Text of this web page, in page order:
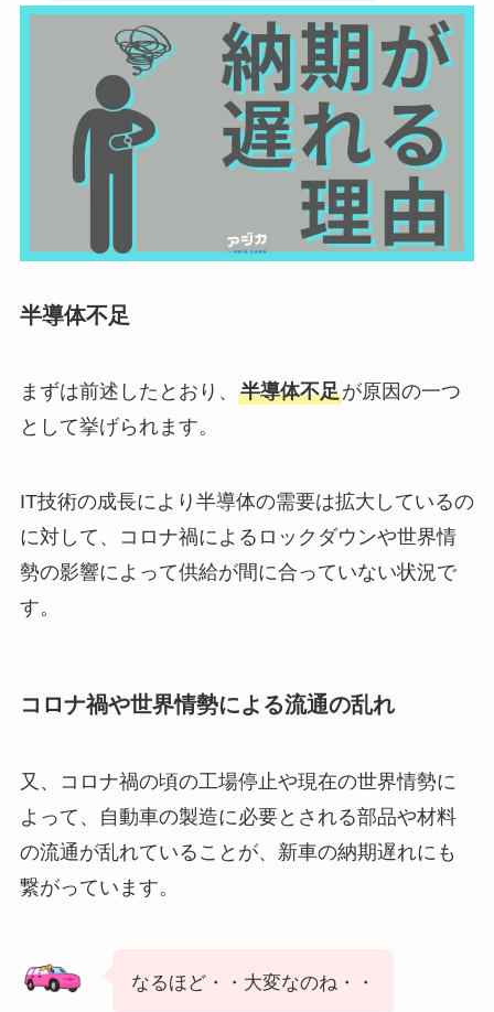
半導体不足
まずは前述したとおり、 半導体不足が原因の一つ
として挙げられます。
IT技術の成長により半導体の需要は拡大しているの
に対して、コロナ禍によるロックダウンや世界情
勢の影響によって供給が間に合っていない状況で
す。
コロナ禍や世界情勢による流通の乱れ
又、コロナ禍の頃の工場停止や現在の世界情勢に
よって、自動車の製造に必要とされる部品や材料
の流通が乱れていることが、新車の納期遅れにも
繋がっています。
なるほど・・大変なのね・・